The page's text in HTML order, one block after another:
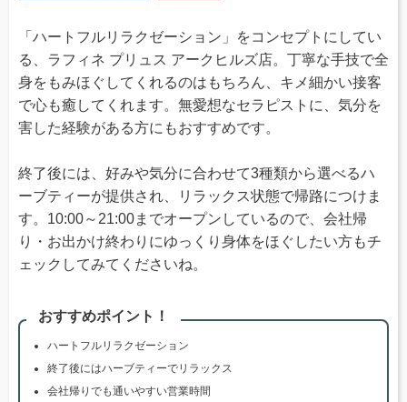
「ハートフルリラクゼーション」をコンセプトにしてい
る、ラフィネ プリュス アークヒルズ店。丁寧な手技で全
身をもみほぐしてくれるのはもちろん、キメ細かい接客
で心も癒してくれます。無愛想なセラピストに、気分を
害した経験がある方にもおすすめです。
終了後には、好みや気分に合わせて3種類から選べるハ
ーブティーが提供され、リラックス状態で帰路につけま
す。10:00～21:00までオープンしているので、会社帰
り・お出かけ終わりにゆっくり身体をほぐしたい方もチ
ェックしてみてくださいね。
おすすめポイント！
ハートフルリラクゼーション
終了後にはハーブティーでリラックス
会社帰りでも通いやすい営業時間